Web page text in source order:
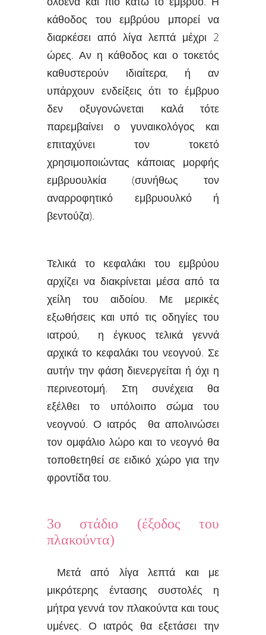
κάθοδος του εμβρύου μπορεί να
διαρκέσει από λίγα λεπτά μέχρι 2
ώρες. Αν η κάθοδος και ο τοκετός
καθυστερούν ιδιαίτερα, ή αν
υπάρχουν ενδείξεις ότι το έμβρυο
δεν οξυγονώνεται καλά τότε
παρεμβαίνει ο γυναικολόγος και
επιταχύνει τον τοκετό
χρησιμοποιώντας κάποιας μορφής
εμβρυουλκία (συνήθως τον
αναρροφητικό εμβρυουλκό ή
βεντούζα).
Τελικά το κεφαλάκι του εμβρύου
αρχίζει να διακρίνεται μέσα από τα
χείλη του αιδοίου. Με μερικές
εξωθήσεις και υπό τις οδηγίες του
ιατρού, η έγκυος τελικά γεννά
αρχικά το κεφαλάκι του νεογνού. Σε
αυτήν την φάση διενεργείται ή όχι η
περινεοτομή. Στη συνέχεια θα
εξέλθει το υπόλοιπο σώμα του
νεογνού. Ο ιατρός θα απολινώσει
τον ομφάλιο λώρο και το νεογνό θα
τοποθετηθεί σε ειδικό χώρο για την
φροντίδα του.
3ο στάδιο (έξοδος του
πλακούντα)
Μετά από λίγα λεπτά και με
μικρότερης έντασης συστολές η
μήτρα γεννά τον πλακούντα και τους
υμένες. Ο ιατρός θα εξετάσει την